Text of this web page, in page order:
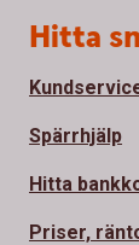
Sidfot
Hitta
Spärrhjälp
Hitta
Priser,